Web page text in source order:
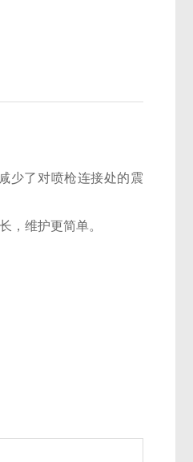
少了对喷枪连接处的震
维护更简单。